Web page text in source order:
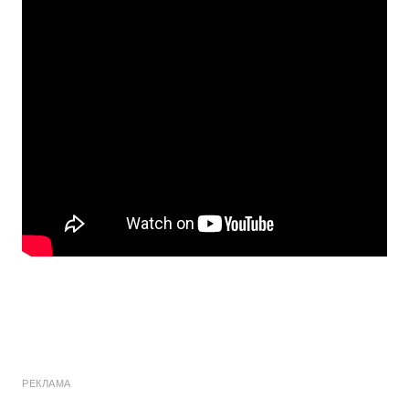
РЕКЛАМА